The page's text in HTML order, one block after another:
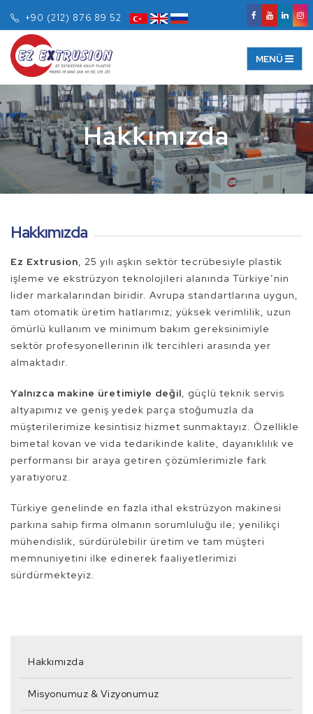
+90 (212) 876 89 52
Hakkımızda
Hakkımızda
Ez Extrusion, 25 yılı aşkın sektör tecrübesiyle plastik
işleme ve ekstrüzyon teknolojileri alanında Türkiye’nin
lider markalarından biridir. Avrupa standartlarına uygun,
tam otomatik üretim hatlarımız; yüksek verimlilik, uzun
ömürlü kullanım ve minimum bakım gereksinimiyle
sektör profesyonellerinin ilk tercihleri arasında yer
almaktadır.
Yalnızca makine üretimiyle değil, güçlü teknik servis
altyapımız ve geniş yedek parça stoğumuzla da
müşterilerimize kesintisiz hizmet sunmaktayız. Özellikle
bimetal kovan ve vida tedarikinde kalite, dayanıklılık ve
performansı bir araya getiren çözümlerimizle fark
yaratıyoruz.
Türkiye genelinde en fazla ithal ekstrüzyon makinesi
parkına sahip firma olmanın sorumluluğu ile; yenilikçi
mühendislik, sürdürülebilir üretim ve tam müşteri
memnuniyetini ilke edinerek faaliyetlerimizi
sürdürmekteyiz.
Hakkımızda
Misyonumuz & Vizyonumuz